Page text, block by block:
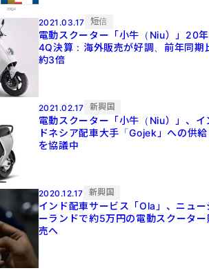
2021.03.17 短信
電動スクーター「小牛（Niu）」20年
4Q決算：海外販売が好調、前年同期
約3倍
2021.02.17 新興国
電動スクーター「小牛（Niu）」、イ
ドネシア配車大手「Gojek」への供給
を協議中
2020.12.17 新興国
インド配車サービス「Ola」、ニュー
ーランドで約5万円の電動スクーター
売へ